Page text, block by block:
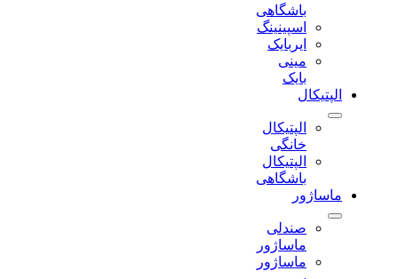
باشگاهی
اسپینینگ
ایربایک
مینی
الپتیکال
الپتیکال
خانگی
الپتیکال
باشگاهی
ماساژور
صندلی
ماساژور
ماساژور